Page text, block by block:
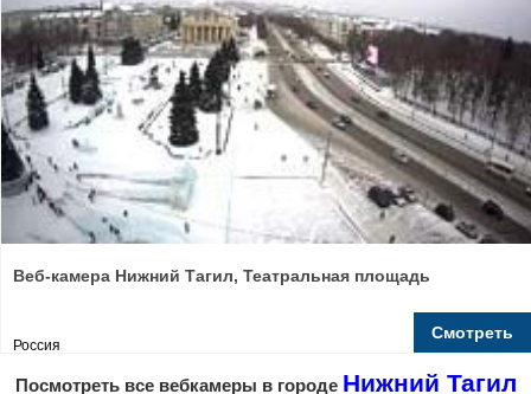
Веб-камера Нижний Тагил, Театральная площадь
Россия
Смотреть
Посмотреть все вебкамеры в городе Нижний Тагил